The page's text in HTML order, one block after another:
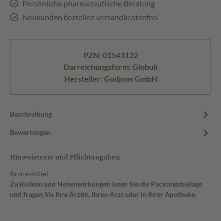
Persönliche pharmazeutische Beratung
Neukunden bestellen versandkostenfrei
PZN: 01543122
Darreichungsform: Globuli
Hersteller: Gudjons GmbH
Beschreibung
Bewertungen
Hinweistexte und Pflichtangaben
Arzneimittel
Zu Risiken und Nebenwirkungen lesen Sie die Packungsbeilage
und fragen Sie Ihre Ärztin, Ihren Arzt oder in Ihrer Apotheke.